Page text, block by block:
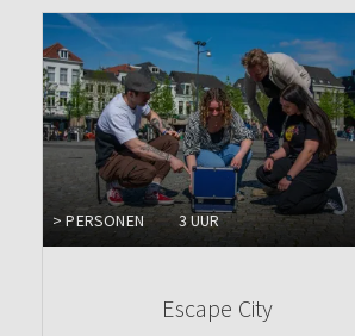
> PERSONEN 3 UUR
Escape City